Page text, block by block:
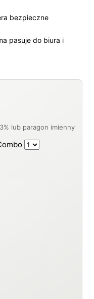
bezpieczne
pasuje do biura i